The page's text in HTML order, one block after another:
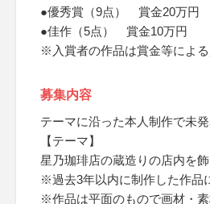
●優秀賞（9点） 賞金20万円
●佳作（5点） 賞金10万円
※入賞者の作品は賞金等によ
募集内容
テーマに沿った本人制作で未
【テーマ】
星乃珈琲店の蔵造りの店内を
※過去3年以内に制作した作品
※作品は平面のもので画材・